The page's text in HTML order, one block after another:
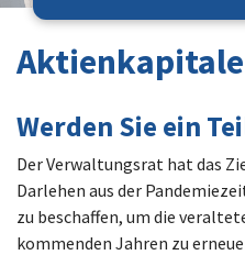
Werden Sie ein
Der Verwaltungsrat hat das
Darlehen aus der
zu beschaffen, um die
kommenden Jahren zu